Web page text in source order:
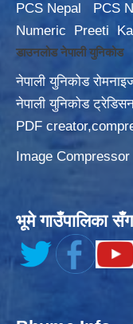
PCS Nepal PCS
Numeric
Preeti
डाउनलोड नेपाली युनिकोड
नेपाली युनिकोड
नेपाली युनिकोड
PDF
Image Compressor
भूमे गाउँपालिका